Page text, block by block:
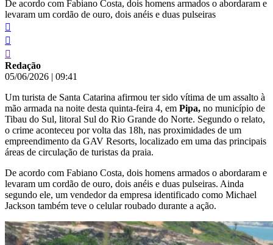
De acordo com Fabiano Costa, dois homens armados o abordaram e
levaram um cordão de ouro, dois anéis e duas pulseiras
Redação
05/06/2026 | 09:41
Um turista de Santa Catarina afirmou ter sido vítima de um assalto à
mão armada na noite desta quinta-feira 4, em Pipa, no município de
Tibau do Sul, litoral Sul do Rio Grande do Norte. Segundo o relato,
o crime aconteceu por volta das 18h, nas proximidades de um
empreendimento da GAV Resorts, localizado em uma das principais
áreas de circulação de turistas da praia.
De acordo com Fabiano Costa, dois homens armados o abordaram e
levaram um cordão de ouro, dois anéis e duas pulseiras. Ainda
segundo ele, um vendedor da empresa identificado como Michael
Jackson também teve o celular roubado durante a ação.